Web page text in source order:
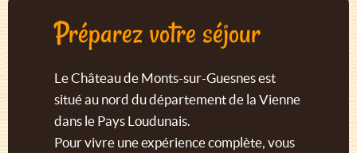
Préparez votre séjour
Le Château de Monts-sur-Guesnes est
situé au nord du département de la Vienne
dans le Pays Loudunais.
Pour vivre une expérience complète, vous